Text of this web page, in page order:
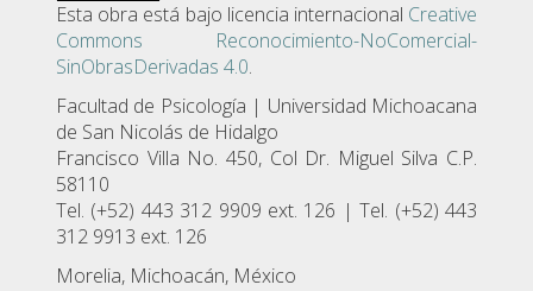
Esta obra está bajo licencia internacional Creative
Commons Reconocimiento-NoComercial-
SinObrasDerivadas 4.0.
Facultad de Psicologí­a | Universidad Michoacana
de San Nicolás de Hidalgo
Francisco Villa No. 450, Col Dr. Miguel Silva C.P.
58110
Tel. (+52) 443 312 9909 ext. 126 | Tel. (+52) 443
312 9913 ext. 126
Morelia, Michoacán, México